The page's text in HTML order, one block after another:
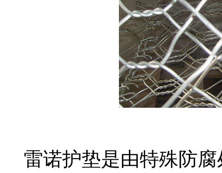
雷诺护垫是由特殊防腐